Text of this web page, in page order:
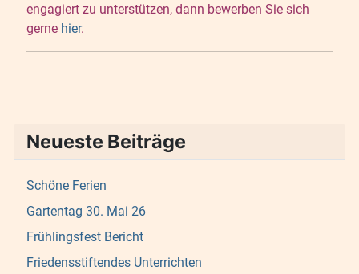
engagiert zu unterstützen, dann bewerben Sie sich
gerne hier.
Neueste Beiträge
Schöne Ferien
Gartentag 30. Mai 26
Frühlingsfest Bericht
Friedensstiftendes Unterrichten